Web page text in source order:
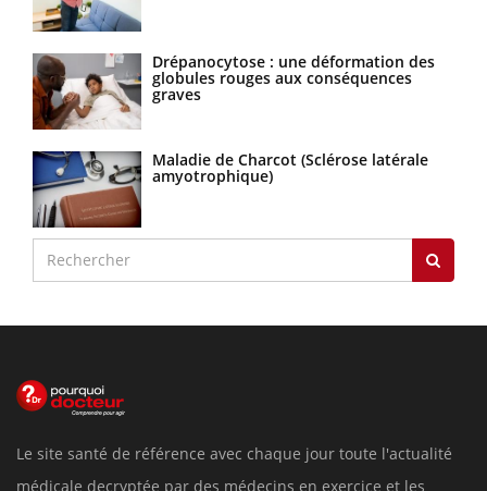
Drépanocytose : une déformation des
globules rouges aux conséquences
graves
Maladie de Charcot (Sclérose latérale
amyotrophique)
Le site santé de référence avec chaque jour toute l'actualité
médicale decryptée par des médecins en exercice et les